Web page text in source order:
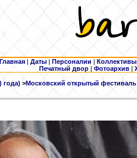
Главная | Даты | Персоналии | Коллективы
Печатный двор |Фотоархив |
года) >Московский открытый